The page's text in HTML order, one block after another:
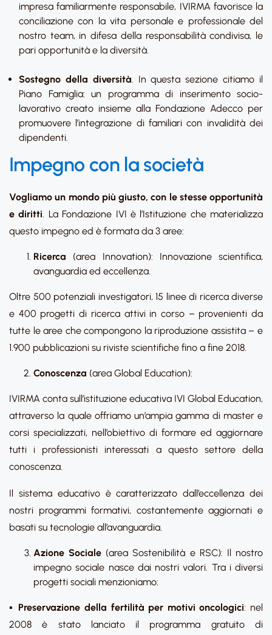
impresa familiarmente responsabile, IVIRMA favorisce la
conciliazione con la vita personale e professionale del
nostro team, in difesa della responsabilità condivisa, le
pari opportunità e la diversità.
Sostegno della diversità. In questa sezione citiamo il
Piano Famiglia: un programma di inserimento socio-
lavorativo creato insieme alla Fondazione Adecco per
promuovere l’integrazione di familiari con invalidità dei
dipendenti.
Impegno con la società
Vogliamo un mondo più giusto, con le stesse opportunità
e diritti. La Fondazione IVI è l’Istituzione che materializza
questo impegno ed è formata da 3 aree:
Ricerca (area Innovation): Innovazione scientifica,
avanguardia ed eccellenza.
Oltre 500 potenziali investigatori, 15 linee di ricerca diverse
e 400 progetti di ricerca attivi in corso – provenienti da
tutte le aree che compongono la riproduzione assistita – e
1.900 pubblicazioni su riviste scientifiche fino a fine 2018.
Conoscenza (area Global Education):
IVIRMA conta sull’istituzione educativa IVI Global Education,
attraverso la quale offriamo un’ampia gamma di master e
corsi specializzati, nell’obiettivo di formare ed aggiornare
tutti i professionisti interessati a questo settore della
conoscenza.
Il sistema educativo è caratterizzato dall’eccellenza dei
nostri programmi formativi, costantemente aggiornati e
basati su tecnologie all’avanguardia.
Azione Sociale (area Sostenibilità e RSC): Il nostro
impegno sociale nasce dai nostri valori. Tra i diversi
progetti sociali menzioniamo:
▪ Preservazione della fertilità per motivi oncologici: nel
2008 è stato lanciato il programma gratuito di